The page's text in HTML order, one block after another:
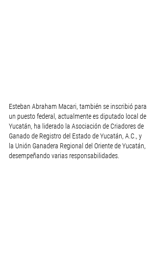
Esteban Abraham Macari, también se inscribió para
un puesto federal, actualmente es diputado local de
Yucatán, ha liderado la Asociación de Criadores de
Ganado de Registro del Estado de Yucatán, A.C., y
la Unión Ganadera Regional del Oriente de Yucatán,
desempeñando varias responsabilidades.